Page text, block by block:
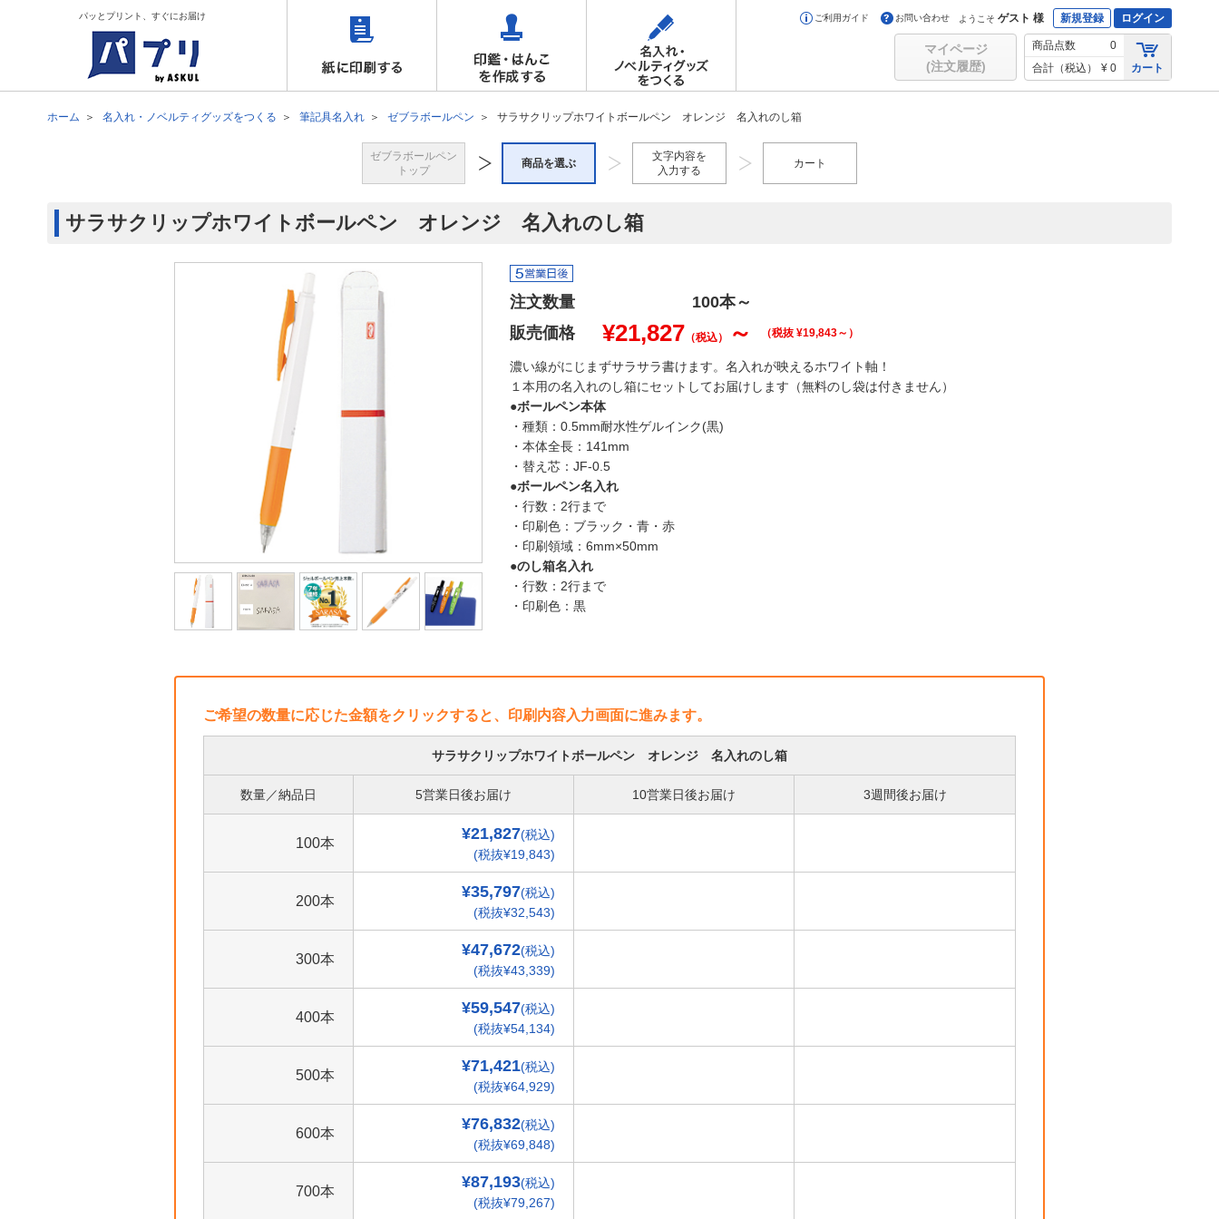
パッとプリント、すぐにお届け ご利用ガイド お問い合わせ ようこそ ゲスト 様 新規登録 ログイン
マイページ
(注文履歴)
商品点数
0
合計（税込）
¥ 0 カート
ホーム 名入れ・ノベルティグッズをつくる 筆記具名入れ ゼブラボールペン サラサクリップホワイトボールペン オレンジ 名入れのし箱
ゼブラボールペン
トップ
商品を選ぶ
文字内容を
入力する
カート
サラサクリップホワイトボールペン オレンジ 名入れのし箱
注文数量 100本～
販売価格
¥21,827 （税込） ～ （税抜 ¥19,843～）
濃い線がにじまずサラサラ書けます。名入れが映えるホワイト軸！
１本用の名入れのし箱にセットしてお届けします（無料のし袋は付きません）
●ボールペン本体
・種類：0.5mm耐水性ゲルインク(黒)
・本体全長：141mm
・替え芯：JF-0.5
●ボールペン名入れ
・行数：2行まで
・印刷色：ブラック・青・赤
・印刷領域：6mm×50mm
●のし箱名入れ
・行数：2行まで
・印刷色：黒
ご希望の数量に応じた金額をクリックすると、印刷内容入力画面に進みます。
サラサクリップホワイトボールペン オレンジ 名入れのし箱
数量／納品日 5営業日後お届け 10営業日後お届け 3週間後お届け
100本
¥21,827(税込)
(税抜¥19,843)
200本
¥35,797(税込)
(税抜¥32,543)
300本
¥47,672(税込)
(税抜¥43,339)
400本
¥59,547(税込)
(税抜¥54,134)
500本
¥71,421(税込)
(税抜¥64,929)
600本
¥76,832(税込)
(税抜¥69,848)
700本
¥87,193(税込)
(税抜¥79,267)